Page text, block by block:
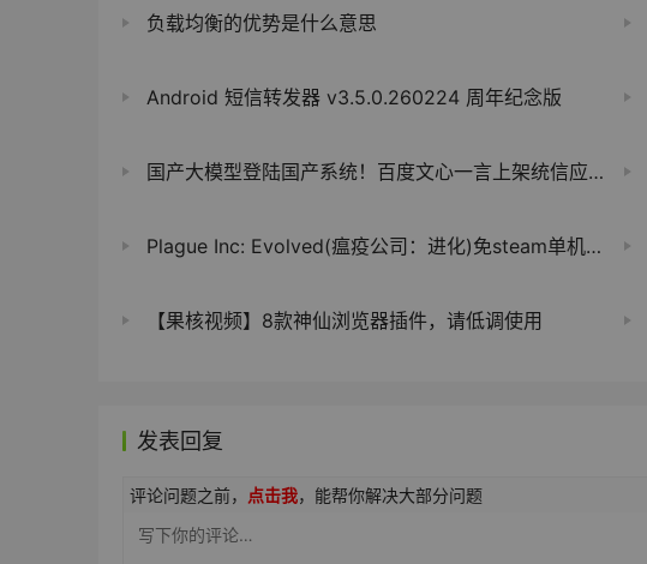
负载均衡的优势是什么意思
Android 短信转发器 v3.5.0.260224 周年纪念版
国产大模型登陆国产系统！百度文心一言上架统信应用商店
Plague Inc: Evolved(瘟疫公司：进化)免steam单机版
【果核视频】8款神仙浏览器插件，请低调使用
发表回复
评论问题之前， 点击我，能帮你解决大部分问题